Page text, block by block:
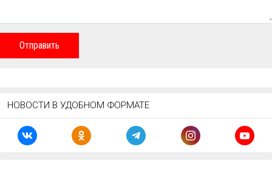
Отправить
НОВОСТИ В УДОБНОМ ФОРМАТЕ